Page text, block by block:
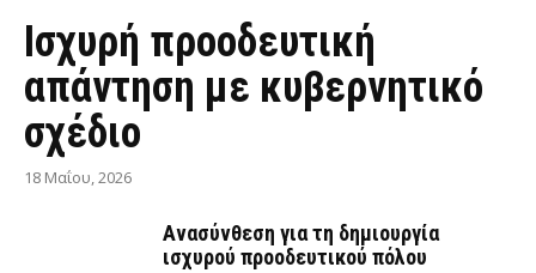
Ισχυρή προοδευτική
απάντηση με κυβερνητικό
σχέδιο
18 Μαΐου, 2026
Ανασύνθεση για τη δημιουργία
ισχυρού προοδευτικού πόλου